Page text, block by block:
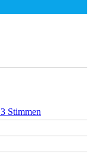
Stimmen